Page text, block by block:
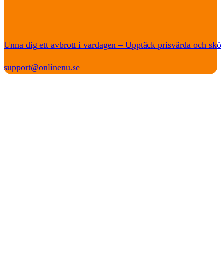
Unna dig ett avbrott i vardagen – Upptäck prisvärda och
support@onlinenu.se